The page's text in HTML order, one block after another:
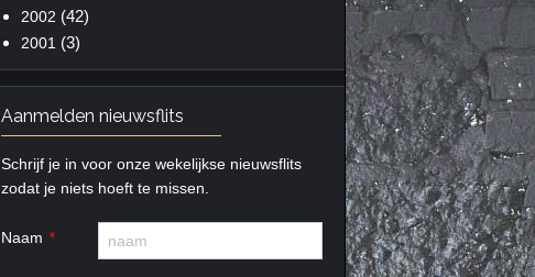
2002 (42)
2001 (3)
Aanmelden nieuwsflits
Schrijf je in voor onze wekelijkse nieuwsflits
zodat je niets hoeft te missen.
Naam